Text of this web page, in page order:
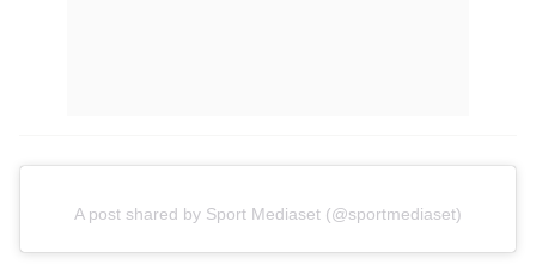
A post shared by Sport Mediaset (@sportmediaset)